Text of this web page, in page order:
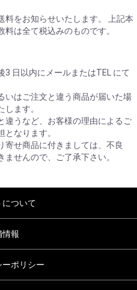
料をお知らせいたします。 上記本
は全て税込みのものです。
日以内にメールまたはTEL にて
いはご注文と違う商品が届いた場
ます。
違うなど、お客様の理由によるご
なります。
寄せ商品に付きましては、不良
せんので、ご了承下さい。
について
情報
ーポリシー